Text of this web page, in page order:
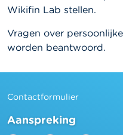
Wikifin Lab stellen.
Vragen over
worden beantwoord.
processed_text
edit-
processed-
text
Contactformulier
Aanspreking